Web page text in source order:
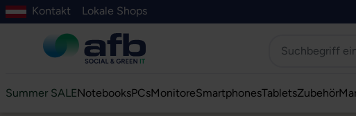
springen
Suche springen
Zur Hauptnavigation springen
Zur Navigation der B2B-Plattform springen
Kontakt Lokale Shops
Summer SALENotebooksPCsMonitoreSmartphonesTabletsZubehör